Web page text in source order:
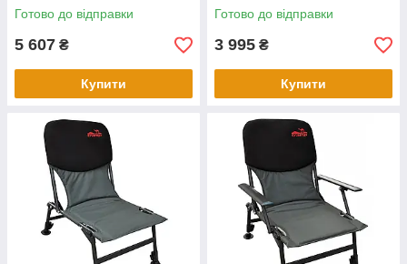
Готово до відправки
5 607 ₴
Купити
Готово до відправки
3 995 ₴
Купити